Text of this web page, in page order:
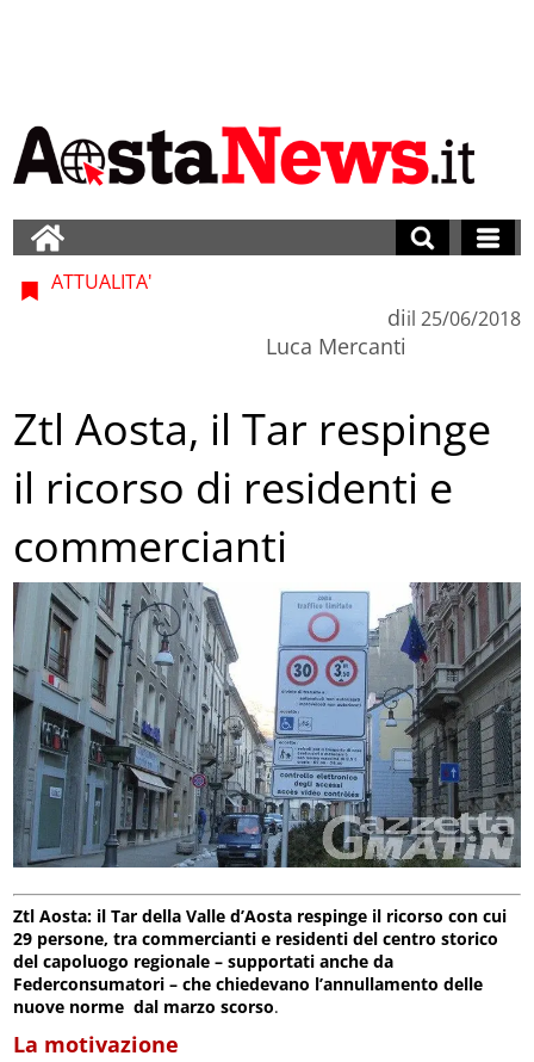
ATTUALITA'
di
Luca Mercanti
il 25/06/2018
Ztl Aosta, il Tar respinge
il ricorso di residenti e
commercianti
Ztl Aosta: il Tar della Valle d’Aosta respinge il ricorso con cui
29 persone, tra commercianti e residenti del centro storico
del capoluogo regionale – supportati anche da
Federconsumatori – che chiedevano l’annullamento delle
nuove norme dal marzo scorso.
La motivazione